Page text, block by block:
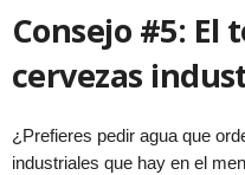
Consejo #5: El
cervezas
¿Prefieres pedir agua que
industriales que hay en el